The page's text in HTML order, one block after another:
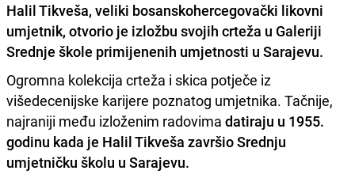
Halil Tikveša, veliki bosanskohercegovački likovni
umjetnik, otvorio je izložbu svojih crteža u Galeriji
Srednje škole primijenenih umjetnosti u Sarajevu.
Ogromna kolekcija crteža i skica potječe iz
višedecenijske karijere poznatog umjetnika. Tačnije,
najraniji među izloženim radovima datiraju u 1955.
godinu kada je Halil Tikveša završio Srednju
umjetničku školu u Sarajevu.